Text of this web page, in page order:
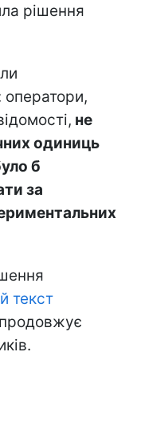
рішення
оператори,
не
одиниць
б
за
текст